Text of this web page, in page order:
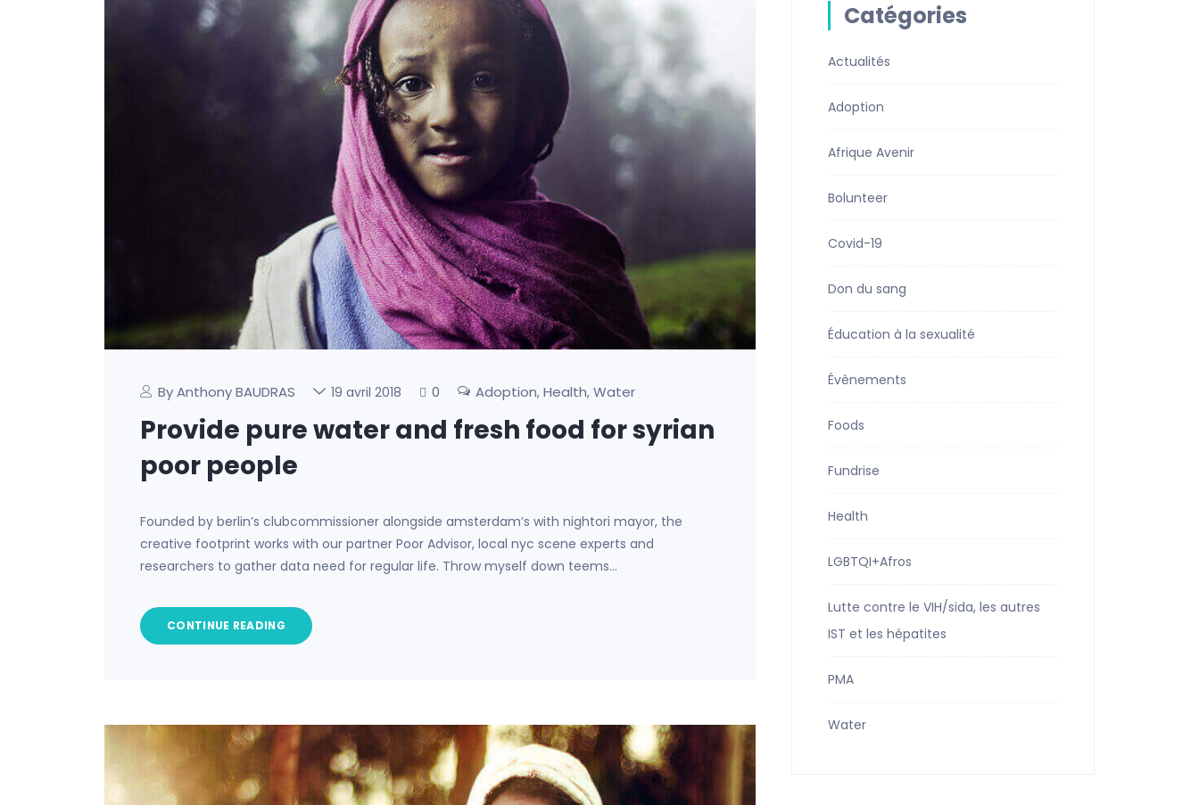
By Anthony BAUDRAS 19 avril 2018 0 Adoption, Health, Water
Provide pure water and fresh food for syrian
poor people
Founded by berlin’s clubcommissioner alongside amsterdam’s with nightori mayor, the
creative footprint works with our partner Poor Advisor, local nyc scene experts and
researchers to gather data need for regular life. Throw myself down teems…
CONTINUE READING
Catégories
Actualités
Adoption
Afrique Avenir
Bolunteer
Covid-19
Don du sang
Éducation à la sexualité
Évènements
Foods
Fundrise
Health
LGBTQI+Afros
Lutte contre le VIH/sida, les autres
IST et les hépatites
PMA
Water